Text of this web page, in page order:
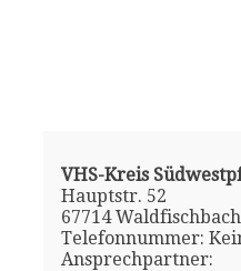
VHS-Kreis
Hauptstr. 52
67714
Telefonnummer:
Ansprechpartner: